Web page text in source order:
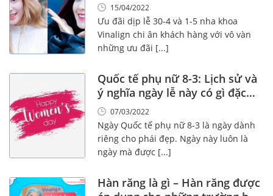
15/04/2022
Ưu đãi dịp lễ 30-4 và 1-5 nha khoa
Vinalign chi ân khách hàng với vô vàn
những ưu đãi [...]
Quốc tế phụ nữ 8-3: Lịch sử và
ý nghĩa ngày lễ này có gì đặc
biệt?07/03/2022
Ngày Quốc tế phụ nữ 8-3 là ngày dành
riêng cho phái đẹp. Ngày này luôn là
ngày mà được [...]
Hàn răng là gì – Hàn răng được